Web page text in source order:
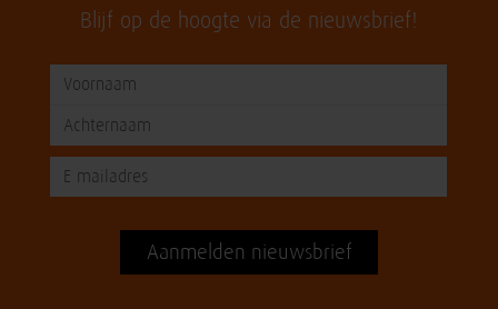
Blijf op de hoogte via de nieuwsbrief!
Aanmelden nieuwsbrief